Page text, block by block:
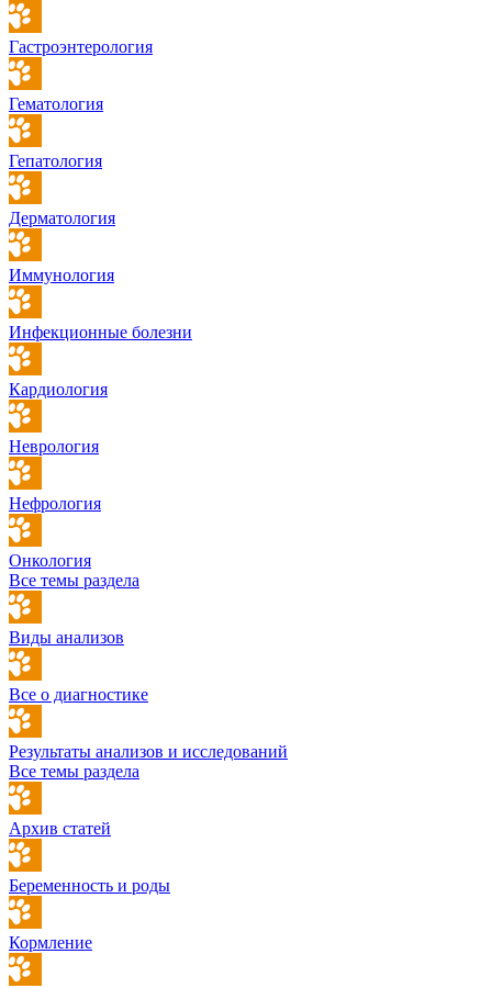
Гастроэнтерология
Гематология
Гепатология
Дерматология
Иммунология
Инфекционные болезни
Кардиология
Неврология
Нефрология
Онкология
Все темы раздела
Виды анализов
Все о диагностике
Результаты анализов и исследований
Все темы раздела
Архив статей
Беременность и роды
Кормление